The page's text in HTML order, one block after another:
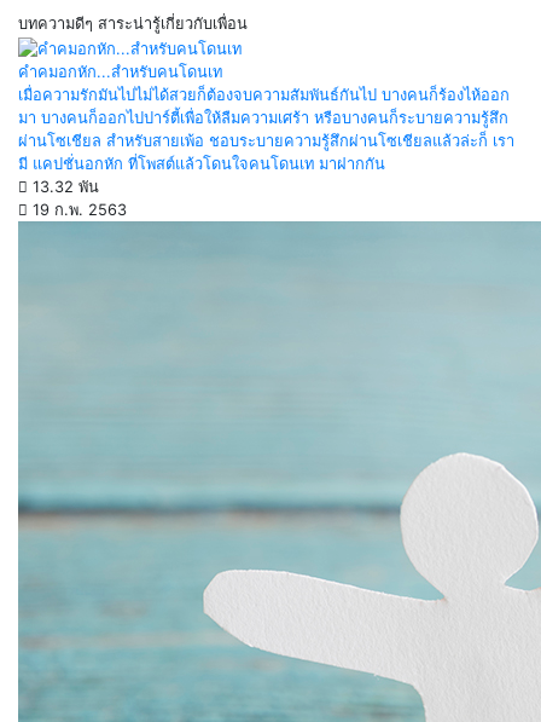
บทความดีๆ สาระน่ารู้เกี่ยวกับเพื่อน
คำคมอกหัก...สำหรับคนโดนเท
เมื่อความรักมันไปไม่ได้สวยก็ต้องจบความสัมพันธ์กันไป บางคนก็ร้องไห้ออก
มา บางคนก็ออกไปปาร์ตี้เพื่อให้ลืมความเศร้า หรือบางคนก็ระบายความรู้สึก
ผ่านโซเชียล สำหรับสายเพ้อ ชอบระบายความรู้สึกผ่านโซเชียลแล้วล่ะก็ เรา
มี แคปชั่นอกหัก ที่โพสต์แล้วโดนใจคนโดนเท มาฝากกัน
13.32 พัน
19 ก.พ. 2563